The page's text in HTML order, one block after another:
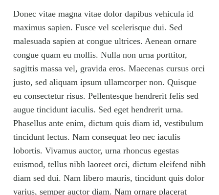
Donec vitae magna vitae dolor dapibus vehicula id
maximus sapien. Fusce vel scelerisque dui. Sed
malesuada sapien at congue ultrices. Aenean ornare
congue quam eu mollis. Nulla non urna porttitor,
sagittis massa vel, gravida eros. Maecenas cursus orci
justo, sed aliquam ipsum ullamcorper non. Quisque
eu consectetur risus. Pellentesque hendrerit felis sed
augue tincidunt iaculis. Sed eget hendrerit urna.
Phasellus ante enim, dictum quis diam id, vestibulum
tincidunt lectus. Nam consequat leo nec iaculis
lobortis. Vivamus auctor, urna rhoncus egestas
euismod, tellus nibh laoreet orci, dictum eleifend nibh
diam sed dui. Nam libero mauris, tincidunt quis dolor
varius, semper auctor diam. Nam ornare placerat